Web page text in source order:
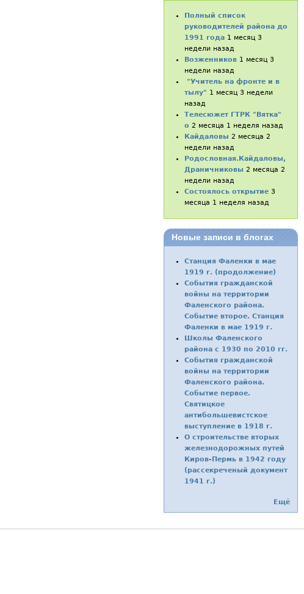
Полный список
руководителей района до
1991 года 1 месяц 3
недели назад
Возженников 1 месяц 3
недели назад
"Учитель на фронте и в
тылу" 1 месяц 3 недели
назад
Телесюжет ГТРК "Вятка"
о 2 месяца 1 неделя назад
Кайдаловы 2 месяца 2
недели назад
Родословная.Кайдаловы,
Драничниковы 2 месяца 2
недели назад
Состоялось открытие 3
месяца 1 неделя назад
Новые записи в блогах
Станция Фаленки в мае
1919 г. (продолжение)
События гражданской
войны на территории
Фаленского района.
Событие второе. Станция
Фаленки в мае 1919 г.
Школы Фаленского
района с 1930 по 2010 гг.
События гражданской
войны на территории
Фаленского района.
Событие первое.
Святицкое
антибольшевистское
выступление в 1918 г.
О строительстве вторых
железнодорожных путей
Киров-Пермь в 1942 году
(рассекреченый документ
1941 г.)
Ещё